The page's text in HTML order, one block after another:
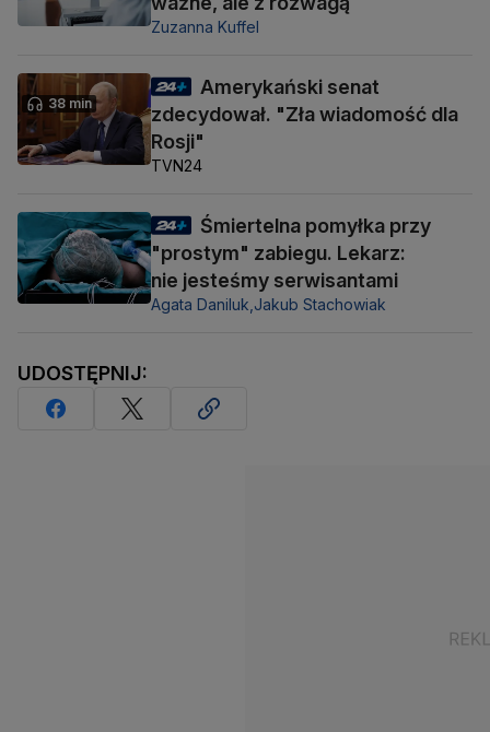
Zuzanna Kuffel
38 min
Amerykański senat
zdecydował. "Zła wiadomość dla
Rosji"
TVN24
Śmiertelna pomyłka przy
"prostym" zabiegu. Lekarz:
nie jesteśmy serwisantami
Agata Daniluk, Jakub Stachowiak
UDOSTĘPNIJ: